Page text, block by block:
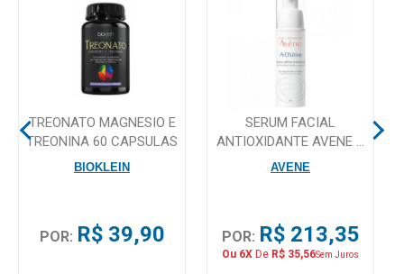
Aparelhos
Socorros
TREONATO MAGNESIO E
TREONINA 60 CAPSULAS
BIOKLEIN
POR: R$ 39,90
SERUM FACIAL
ANTIOXIDANTE AVENE A
OXITIVE 30ML
AVENE
POR: R$ 213,35
Ou 6X De R$ 35,56Sem Juros